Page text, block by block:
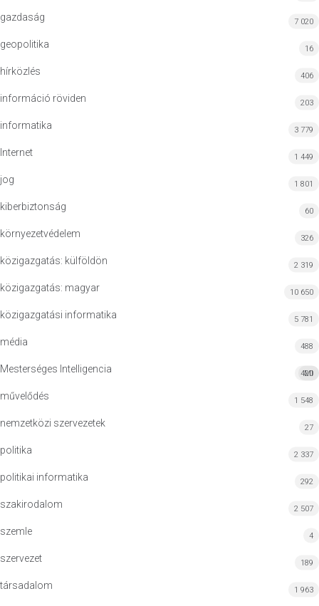
gazdaság 7 020
geopolitika 16
hírközlés 406
információ röviden 203
informatika 3 779
Internet 1 449
jog 1 801
kiberbiztonság 60
környezetvédelem 326
közigazgatás: külföldön 2 319
közigazgatás: magyar 10 650
közigazgatási informatika 5 781
média 488
Mesterséges Intelligencia MI
420
művelődés 1 548
nemzetközi szervezetek 27
politika 2 337
politikai informatika 292
szakirodalom 2 507
szemle 4
szervezet 189
társadalom 1 963